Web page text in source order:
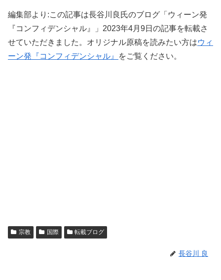
編集部より:この記事は長谷川良氏のブログ「ウィーン発
『コンフィデンシャル』」2023年4月9日の記事を転載さ
せていただきました。オリジナル原稿を読みたい方はウィ
ーン発『コンフィデンシャル』
をご覧ください。
宗教 国際 転載ブログ
長谷川 良